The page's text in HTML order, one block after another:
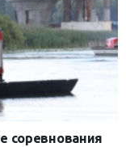
соревнования